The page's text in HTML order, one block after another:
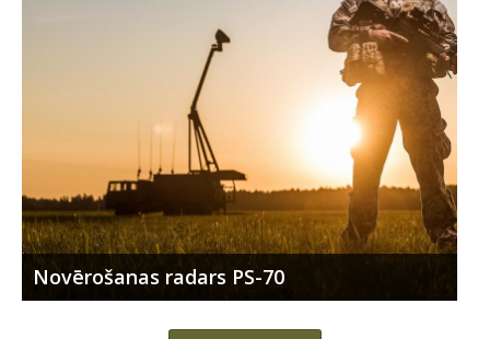
Novērošanas radars PS-70